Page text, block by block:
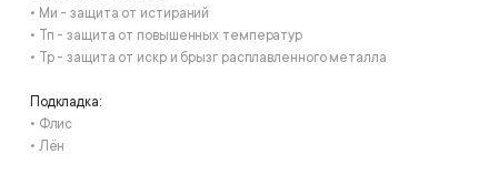
• Ми - защита от истираний
• Тп - защита от повышенных температур
• Тр - защита от искр и брызг расплавленного металла
Подкладка:
• Флис
• Лён